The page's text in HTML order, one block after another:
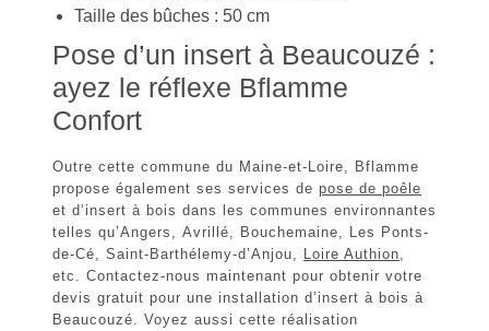
Taille des bûches : 50 cm
Pose d’un insert à Beaucouzé :
ayez le réflexe Bflamme
Confort
Outre cette commune du Maine-et-Loire,
Bflamme
propose également ses services de pose de poêle
et d’insert à bois dans les communes environnantes
telles qu’Angers, Avrillé , Bouchemaine,
Les Ponts-
de-Cé , Saint-Barthélemy-d’Anjou, Loire Authion
etc. Contactez-nous maintenant pour obtenir votre
devis gratuit pour une installation d’insert à bois à
Beaucouzé . Voyez aussi cette réalisation